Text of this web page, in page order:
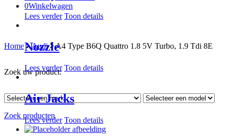
0Winkelwagen
Home Audi A4 Type B6Q Quattro 1.8 5V Turbo, 1.9 Tdi 8E
Zoek uw product:
Zoek producten
Lees verder Toon details
Nozzle
Lees verder Toon details
Air Jacks
Lees verder Toon details